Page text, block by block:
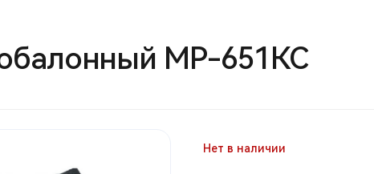
МР-651КС
Нет в наличии